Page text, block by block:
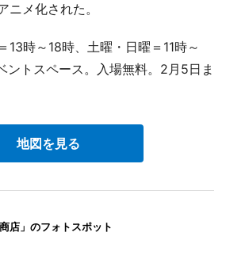
ニメ化された。
時～18時、土曜・日曜＝11時～
ントスペース。入場無料。2月5日ま
地図を見る
商店」のフォトスポット